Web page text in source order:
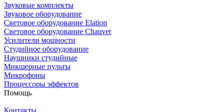
Звуковые комплекты
Звуковое оборудование
Световое оборудование Elation
Cветовое оборудование Chauvet
Усилители мощности
Студийное оборудование
Наушники студийные
Микшерные пульты
Микрофоны
Процессоры эффектов
Помощь
Контакты